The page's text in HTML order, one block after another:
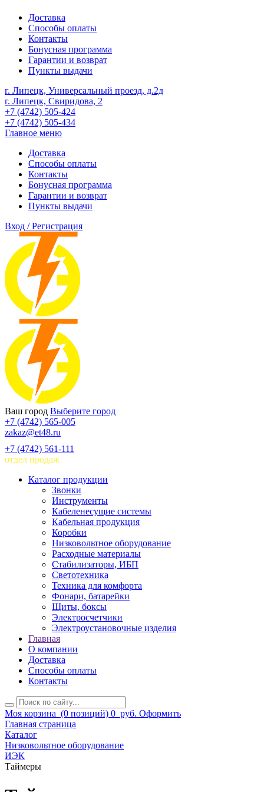
Доставка
Способы оплаты
Контакты
Бонусная программа
Гарантии и возврат
Пункты выдачи
г. Липецк, Универсальный проезд, д.2д
г. Липецк, Свиридова, 2
+7 (4742) 505-424
+7 (4742) 505-434
Главное меню
Доставка
Способы оплаты
Контакты
Бонусная программа
Гарантии и возврат
Пункты выдачи
Вход / Регистрация
Ваш город Выберите город
+7 (4742) 565-005
zakaz@et48.ru
+7 (4742) 561-111
отдел продаж
Каталог продукции
Звонки
Инструменты
Кабеленесущие системы
Кабельная продукция
Коробки
Низковольтное оборудование
Расходные материалы
Стабилизаторы, ИБП
Светотехника
Техника для комфорта
Фонари, батарейки
Щиты, боксы
Электросчетчики
Электроустановочные изделия
Главная
О компании
Доставка
Способы оплаты
Контакты
Моя корзина (0 позиций) 0 руб. Оформить
Главная страница
Каталог
Низковольтное оборудование
ИЭК
Таймеры